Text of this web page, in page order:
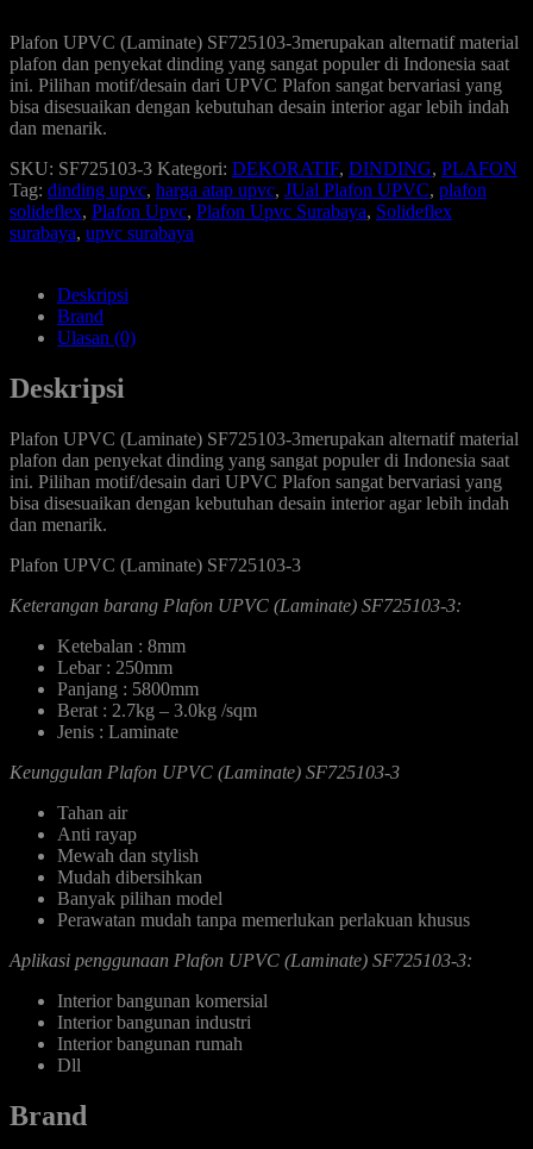
Plafon UPVC (Laminate) SF725103-3merupakan alternatif material
plafon dan penyekat dinding yang sangat populer di Indonesia saat
ini. Pilihan motif/desain dari UPVC Plafon sangat bervariasi yang
bisa disesuaikan dengan kebutuhan desain interior agar lebih indah
dan menarik.
SKU: SF725103-3 Kategori: DEKORATIF, DINDING, PLAFON
Tag: dinding upvc, harga atap upvc, JUal Plafon UPVC, plafon
solideflex, Plafon Upvc, Plafon Upvc Surabaya, Solideflex
surabaya, upvc surabaya
Deskripsi
Brand
Ulasan (0)
Deskripsi
Plafon UPVC (Laminate) SF725103-3merupakan alternatif material
plafon dan penyekat dinding yang sangat populer di Indonesia saat
ini. Pilihan motif/desain dari UPVC Plafon sangat bervariasi yang
bisa disesuaikan dengan kebutuhan desain interior agar lebih indah
dan menarik.
Plafon UPVC (Laminate) SF725103-3
Keterangan barang Plafon UPVC (Laminate) SF725103-3:
Ketebalan : 8mm
Lebar : 250mm
Panjang : 5800mm
Berat : 2.7kg – 3.0kg /sqm
Jenis : Laminate
Keunggulan Plafon UPVC (Laminate) SF725103-3
Tahan air
Anti rayap
Mewah dan stylish
Mudah dibersihkan
Banyak pilihan model
Perawatan mudah tanpa memerlukan perlakuan khusus
Aplikasi penggunaan Plafon UPVC (Laminate) SF725103-3:
Interior bangunan komersial
Interior bangunan industri
Interior bangunan rumah
Dll
Brand